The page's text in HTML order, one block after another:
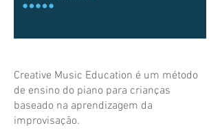
Creative Music Education é um método
de ensino do piano para crianças
baseado na aprendizagem da
improvisação.